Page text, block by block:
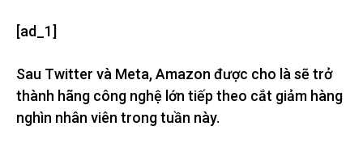
[ad_1]
Sau Twitter và Meta, Amazon được cho là sẽ trở
thành hãng công nghệ lớn tiếp theo cắt giảm hàng
nghìn nhân viên trong tuần này.